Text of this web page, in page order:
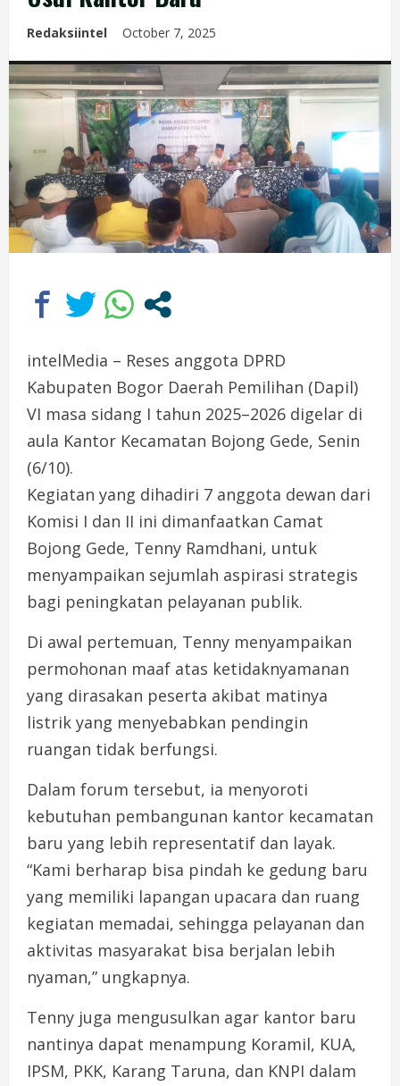
Redaksiintel October 7, 2025
intelMedia – Reses anggota DPRD
Kabupaten Bogor Daerah Pemilihan (Dapil)
VI masa sidang I tahun 2025–2026 digelar di
aula Kantor Kecamatan Bojong Gede, Senin
(6/10).
Kegiatan yang dihadiri 7 anggota dewan dari
Komisi I dan II ini dimanfaatkan Camat
Bojong Gede, Tenny Ramdhani, untuk
menyampaikan sejumlah aspirasi strategis
bagi peningkatan pelayanan publik.
Di awal pertemuan, Tenny menyampaikan
permohonan maaf atas ketidaknyamanan
yang dirasakan peserta akibat matinya
listrik yang menyebabkan pendingin
ruangan tidak berfungsi.
Dalam forum tersebut, ia menyoroti
kebutuhan pembangunan kantor kecamatan
baru yang lebih representatif dan layak.
“Kami berharap bisa pindah ke gedung baru
yang memiliki lapangan upacara dan ruang
kegiatan memadai, sehingga pelayanan dan
aktivitas masyarakat bisa berjalan lebih
nyaman,” ungkapnya.
Tenny juga mengusulkan agar kantor baru
nantinya dapat menampung Koramil, KUA,
IPSM, PKK, Karang Taruna, dan KNPI dalam